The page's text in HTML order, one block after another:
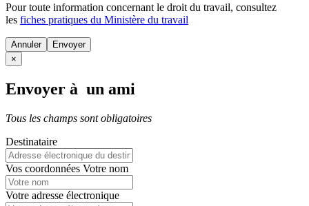
Pour toute information concernant le droit du travail, consultez
les fiches pratiques du Ministère du travail
Annuler
×
Envoyer à un ami
Tous les champs sont obligatoires
Destinataire
Vos coordonnées Votre nom
Votre adresse électronique